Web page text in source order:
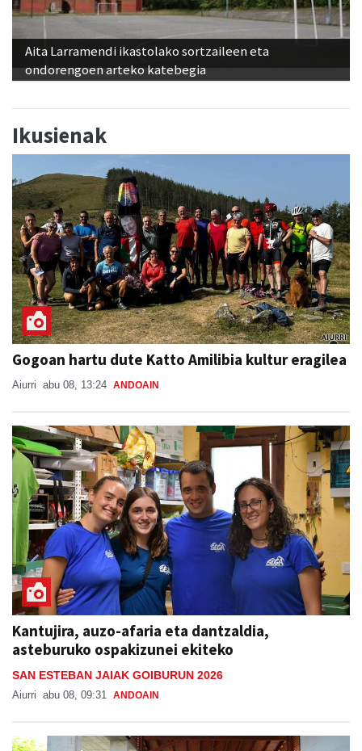
Aita Larramendi ikastolako sortzaileen eta
ondorengoen arteko katebegia
Ikusienak
Gogoan hartu dute Katto Amilibia kultur eragilea
Aiurri abu 08, 13:24 ANDOAIN
Kantujira, auzo-afaria eta dantzaldia,
asteburuko ospakizunei ekiteko
SAN ESTEBAN JAIAK GOIBURUN 2026
Aiurri abu 08, 09:31 ANDOAIN